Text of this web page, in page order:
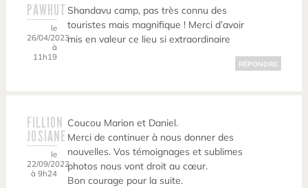
PAWHUT
le
26/04/2023
à
11h19
Shandavu camp, pas très connu des
touristes mais magnifique ! Merci d’avoir
mis en valeur ce lieu si extraordinaire
RÉPONDRE
FILLION
JOSIANE
le
22/09/2022
à 9h24
Coucou Marion et Daniel.
Merci de continuer à nous donner des
nouvelles. Vos témoignages et sublimes
photos nous vont droit au cœur.
Bon courage pour la suite.